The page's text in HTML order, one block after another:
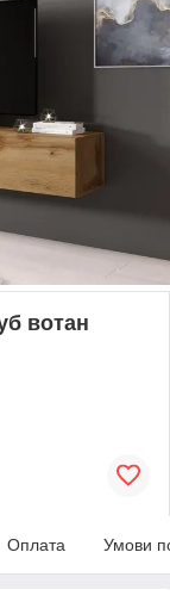
вотан
Оплата Умови